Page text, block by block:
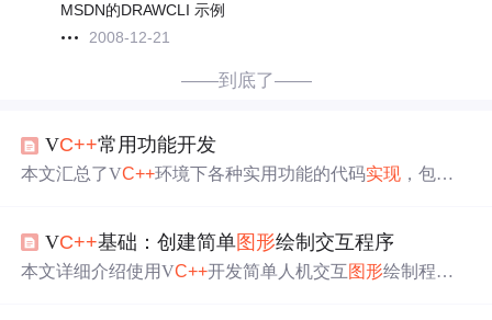
MSDN的DRAWCLI 示例
2008-12-21
——到底了——
VC++常用功能开发
本文汇总了VC++环境下各种实用功能的代码实现 ，包括
VC++基础：创建简单图形绘制交互程序
本文详细介绍使用VC++开发简单人机交互图形绘制程序